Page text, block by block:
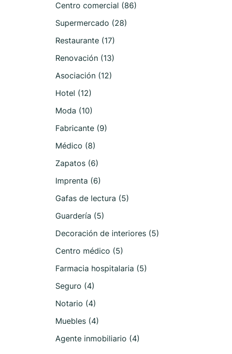
Centro comercial (86)
Supermercado (28)
Restaurante (17)
Renovación (13)
Asociación (12)
Hotel (12)
Moda (10)
Fabricante (9)
Médico (8)
Zapatos (6)
Imprenta (6)
Gafas de lectura (5)
Guardería (5)
Decoración de interiores (5)
Centro médico (5)
Farmacia hospitalaria (5)
Seguro (4)
Notario (4)
Muebles (4)
Agente inmobiliario (4)